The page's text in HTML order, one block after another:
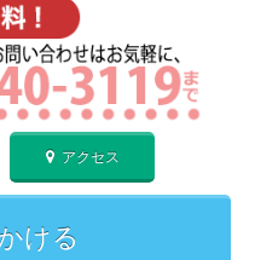
アクセス
ける